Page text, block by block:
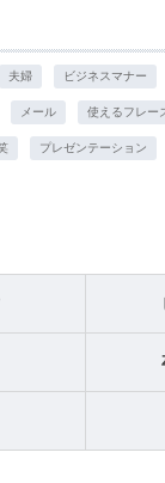
夫婦 ビジネスマナー
メール 使えるフレー
プレゼンテーション